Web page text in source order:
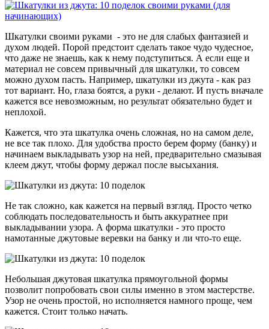
Шкатулки своими руками - это не для слабых фантазией и
духом людей. Порой предстоит сделать такое чудо чудесное,
что даже не знаешь, как к нему подступиться. А если еще и
материал не совсем привычный для шкатулки, то совсем
можно духом пасть. Например, шкатулки из джута - как раз
тот вариант. Но, глаза боятся, а руки - делают. И пусть вначале
кажется все невозможным, но результат обязательно будет и
неплохой.
Кажется, что эта шкатулка очень сложная, но на самом деле,
не все так плохо. Для удобства просто берем форму (банку) и
начинаем выкладывать узор на ней, предварительно смазывая
клеем джут, чтобы форму держал после высыхания.
Не так сложно, как кажется на первый взгляд. Просто четко
соблюдать последовательность и быть аккуратнее при
выкладывании узора. А форма шкатулки - это просто
намотанные джутовые веревки на банку и ли что-то еще.
Небольшая джутовая шкатулка прямоугольной формы
позволит попробовать свои силы именно в этом мастерстве.
Узор не очень простой, но исполняется намного проще, чем
кажется. Стоит только начать.